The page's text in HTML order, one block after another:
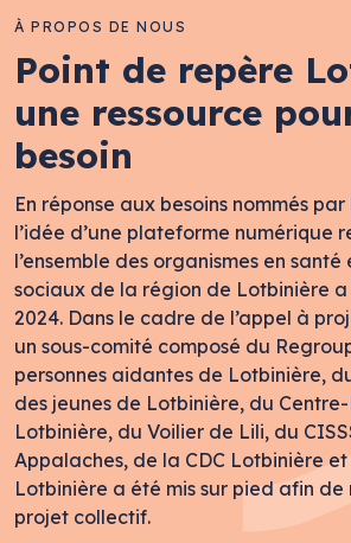
À PROPOS DE NOUS
Point de repère
une ressource
besoin
En réponse aux besoins nommés
l’idée d’une plateforme numérique
l’ensemble des organismes en santé
sociaux de la région de Lotbinière
2024. Dans le cadre de l’appel à
un sous-comité composé du
personnes aidantes de Lotbinière,
des jeunes de Lotbinière, du
Lotbinière, du Voilier de Lili, du
Appalaches, de la CDC Lotbinière et
Lotbinière a été mis sur pied afin de
projet collectif.